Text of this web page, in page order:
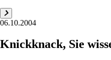
06.10.2004
Knickknack, Sie